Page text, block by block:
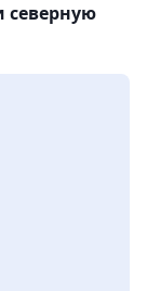
северную